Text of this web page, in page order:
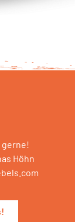
gerne!
Höhn